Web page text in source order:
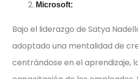
Microsoft:
Bajo el liderazgo de Satya
adoptado una mentalidad de
centrándose en el aprendizaje,